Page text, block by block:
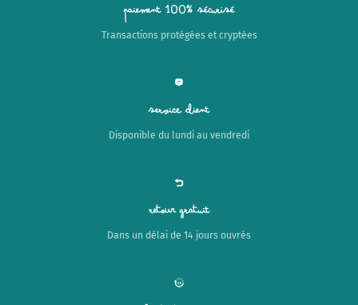
Paiement 100% sécurisé
Transactions protégées et cryptées
Service client
Disponible du lundi au vendredi
Retour gratuit
Dans un délai de 14 jours ouvrés